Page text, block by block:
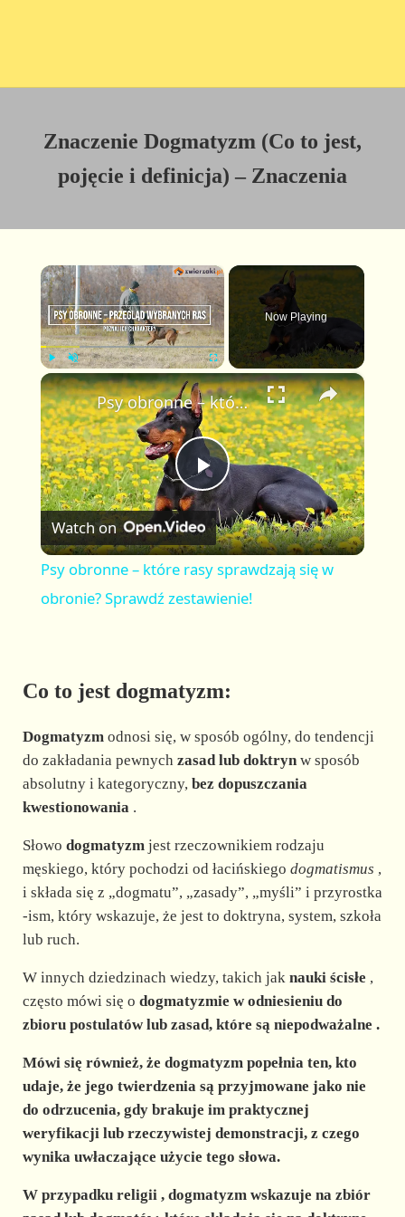
Znaczenie Dogmatyzm (Co to jest,
pojęcie i definicja) – Znaczenia
×
P
l
a
y
U
n
m
u
t
e
F
u
l
l
c
e
e
Now Playing
×
P
l
a
V
i
e
o
Psy obronne – które rasy sprawdzają się w obronie? Sprawdź zestawienie!
Watch on
Psy obronne – które rasy sprawdzają się w
obronie? Sprawdź zestawienie!
Co to jest dogmatyzm:
Dogmatyzmodnosi się, w sposób ogólny, do tendencji
do zakładania pewnych zasad lub doktrynw sposób
absolutny i kategoryczny, bez dopuszczania
kwestionowania.
Słowo dogmatyzmjest rzeczownikiem rodzaju
męskiego, który pochodzi od łacińskiego dogmatismus ,
i składa się z „dogmatu”, „zasady”, „myśli” i przyrostka
-ism, który wskazuje, że jest to doktryna, system, szkoła
lub ruch.
W innych dziedzinach wiedzy, takich jak nauki ścisłe ,
często mówi się o dogmatyzmie w odniesieniu do
zbioru postulatów lub zasad, które są niepodważalne .
Mówi się również, że dogmatyzmpopełnia ten, kto
udaje, że jego twierdzenia są przyjmowane jako nie
do odrzucenia, gdy brakuje im praktycznej
weryfikacji lub rzeczywistej demonstracji, z czego
wynika uwłaczające użycie tego słowa.
W przypadku religii , dogmatyzm wskazuje na zbiór